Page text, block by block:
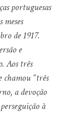
portuguesas
de 1917.
e
Aos três
chamou “três
a devoção
à